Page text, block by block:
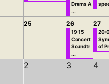
Drums A
...
25 26
19:15
Concert
Soundtr
...
27
of
2 3 4